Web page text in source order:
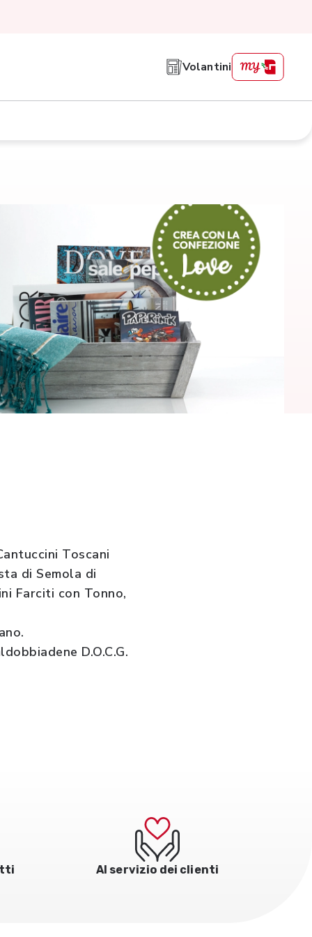
Volantini
Toscani
di Semola di
Farciti con Tonno,
D.O.C.G.
Al servizio dei clienti